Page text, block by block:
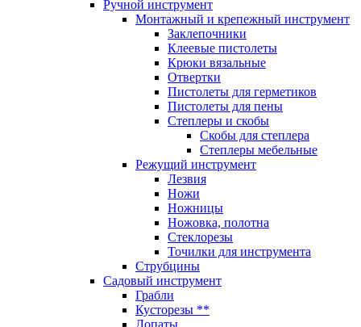
Ручной инструмент
Монтажный и крепежный инструмент
Заклепочники
Клеевые пистолеты
Крюки вязальные
Отвертки
Пистолеты для герметиков
Пистолеты для пены
Степлеры и скобы
Скобы для степлера
Степлеры мебельные
Режущий инструмент
Лезвия
Ножи
Ножницы
Ножовка, полотна
Стеклорезы
Точилки для инструмента
Струбцины
Садовый инструмент
Грабли
Кусторезы **
Лопаты